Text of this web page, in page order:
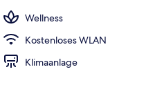
Wellness
Kostenloses WLAN
Klimaanlage